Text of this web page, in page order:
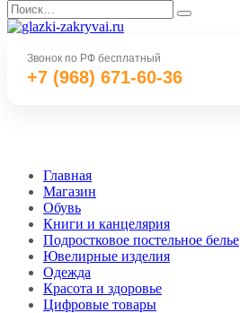
Перейти
к
содержанию
Search
for:
Звонок по РФ бесплатный
+7 (968) 671-60-36
Главная
Магазин
Обувь
Книги и канцелярия
Подростковое постельное белье
Ювелирные изделия
Одежда
Красота и здоровье
Цифровые товары